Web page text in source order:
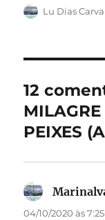
c
b
o
o
k
st
d
o
n
Autor
Lu Dias
12
PEIXES
04/10/2020 às